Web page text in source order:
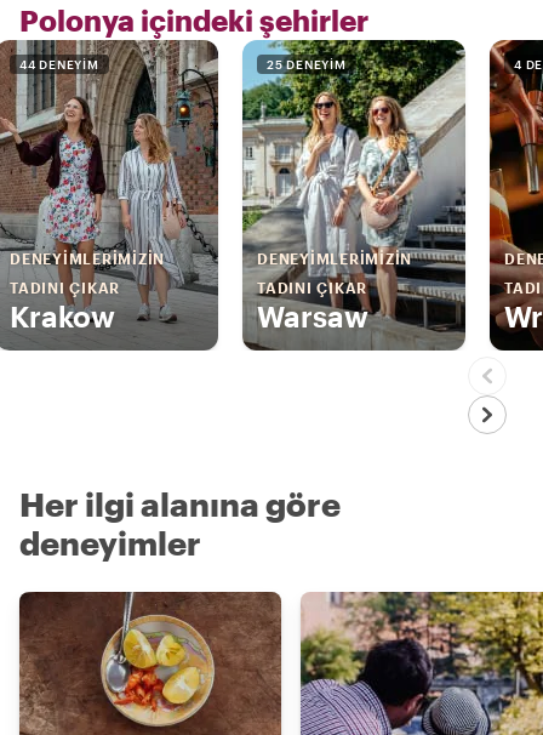
Polonya içindeki şehirler
44 DENEYIM
DENEYIMLERIMIZIN
TADINI ÇIKAR
Krakow
25 DENEYIM
DENEYIMLERIMIZIN
TADINI ÇIKAR
Warsaw
4
Her ilgi alanına göre
deneyimler